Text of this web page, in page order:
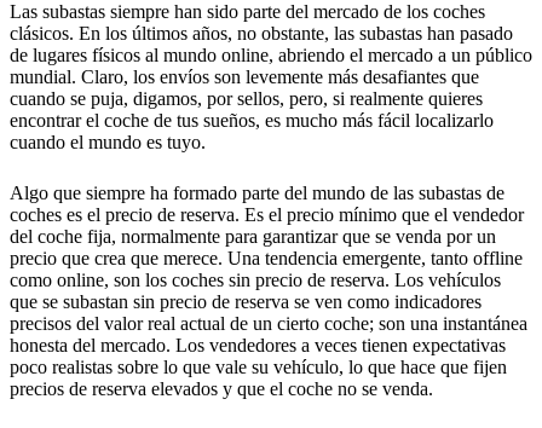
Las subastas siempre han sido parte del mercado de los coches
clásicos. En los últimos años, no obstante, las subastas han pasado
de lugares físicos al mundo online, abriendo el mercado a un público
mundial. Claro, los envíos son levemente más desafiantes que
cuando se puja, digamos, por sellos, pero, si realmente quieres
encontrar el coche de tus sueños, es mucho más fácil localizarlo
cuando el mundo es tuyo.
Algo que siempre ha formado parte del mundo de las subastas de
coches es el precio de reserva. Es el precio mínimo que el vendedor
del coche fija, normalmente para garantizar que se venda por un
precio que crea que merece. Una tendencia emergente, tanto offline
como online, son los coches sin precio de reserva. Los vehículos
que se subastan sin precio de reserva se ven como indicadores
precisos del valor real actual de un cierto coche; son una instantánea
honesta del mercado. Los vendedores a veces tienen expectativas
poco realistas sobre lo que vale su vehículo, lo que hace que fijen
precios de reserva elevados y que el coche no se venda.